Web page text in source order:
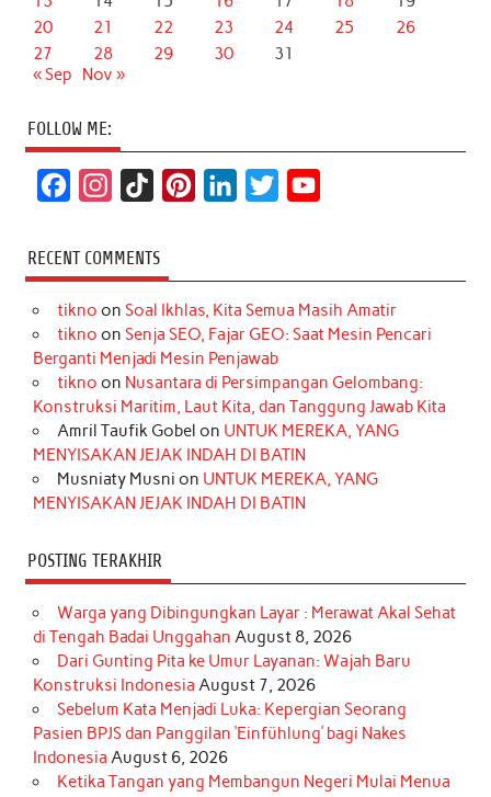
20
21 22 23 24 25
26
27
28 29 30
31
« Sep
Nov »
FOLLOW ME:
c
e
b
o
k
s
t
a
r
a
m
k
T
o
k
t
e
r
e
s
t
k
e
d
I
n
t
t
r
T
u
e
RECENT COMMENTS
tikno on Soal Ikhlas, Kita Semua Masih Amatir
tikno on Senja SEO, Fajar GEO: Saat Mesin Pencari
Berganti Menjadi Mesin Penjawab
tikno on Nusantara di Persimpangan Gelombang:
Konstruksi Maritim, Laut Kita, dan Tanggung Jawab Kita
Amril Taufik Gobel on UNTUK MEREKA, YANG
MENYISAKAN JEJAK INDAH DI BATIN
Musniaty Musni on UNTUK MEREKA, YANG
MENYISAKAN JEJAK INDAH DI BATIN
POSTING TERAKHIR
Warga yang Dibingungkan Layar : Merawat Akal Sehat
di Tengah Badai Unggahan August 8, 2026
Dari Gunting Pita ke Umur Layanan: Wajah Baru
Konstruksi Indonesia August 7, 2026
Sebelum Kata Menjadi Luka: Kepergian Seorang
Pasien BPJS dan Panggilan ‘Einfühlung’ bagi Nakes
Indonesia August 6, 2026
Ketika Tangan yang Membangun Negeri Mulai Menua